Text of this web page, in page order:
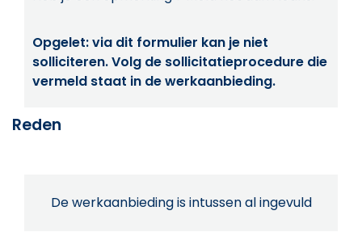
Opgelet: via dit formulier kan je niet
solliciteren. Volg de sollicitatieprocedure die
vermeld staat in de werkaanbieding.
Reden
De werkaanbieding is intussen al ingevuld